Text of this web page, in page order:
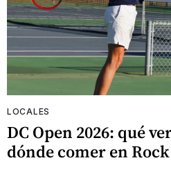
LOCALES
DC Open 2026: qué
dónde comer en